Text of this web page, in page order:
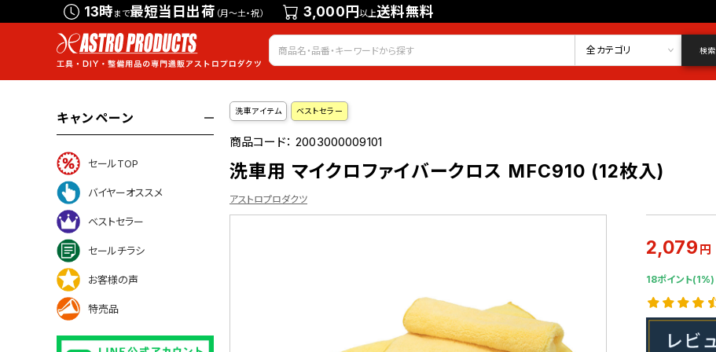
13時まで最短当日出荷 （月～土・祝） 3,000円以上送料無料
会員登録 ログイン お気に入り
全カテゴリ 検索
キャンペーン
セールTOP
バイヤーオススメ
ベストセラー
セールチラシ
お客様の声
特売品
洗車アイテム ベストセラー
商品コード：2003000009101
洗車用 マイクロファイバークロス MFC910 (12枚入)
アストロプロダクツ
2,079 円
18ポイント(1%)